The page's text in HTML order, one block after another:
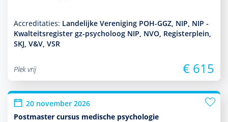
Accreditaties: Landelijke Vereniging POH-GGZ, NIP, NIP -
Kwalteitsregister gz-psycholoog NIP, NVO, Registerplein,
SKJ, V&V, VSR
Plek vrij € 615
20 november 2026
Postmaster cursus medische psychologie